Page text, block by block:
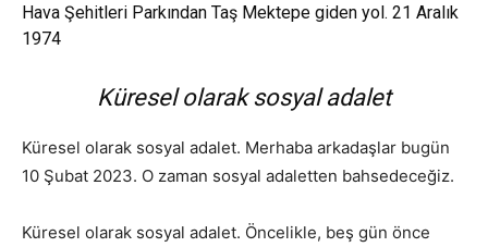
Hava Şehitleri Parkından Taş Mektepe giden yol. 21 Aralık
1974
Küresel olarak sosyal adalet
Küresel olarak sosyal adalet. Merhaba arkadaşlar bugün
10 Şubat 2023. O zaman sosyal adaletten bahsedeceğiz.
Küresel olarak sosyal adalet. Öncelikle, beş gün önce